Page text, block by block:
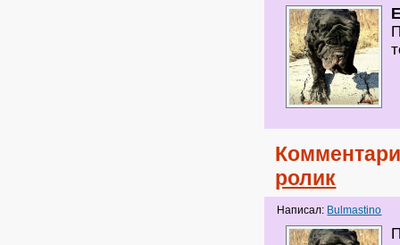
ролик
Написал: Bulmastino